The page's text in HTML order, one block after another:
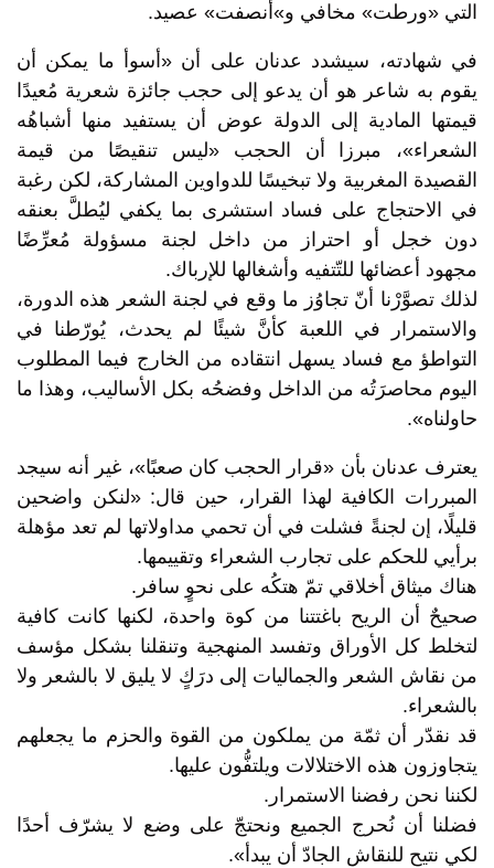
التي «ورطت» مخافي و»أنصفت» عصيد.
في شهادته، سيشدد عدنان على أن «أسوأ ما يمكن أن
يقوم به شاعر هو أن يدعو إلى حجب جائزة شعرية مُعيدًا
قيمتها المادية إلى الدولة عوض أن يستفيد منها أشباهُه
الشعراء»، مبرزا أن الحجب «ليس تنقيصًا من قيمة
القصيدة المغربية ولا تبخيسًا للدواوين المشاركة، لكن رغبة
في الاحتجاج على فساد استشرى بما يكفي ليُطلَّ بعنقه
دون خجل أو احتراز من داخل لجنة مسؤولة مُعرِّضًا
مجهود أعضائها للتّتفيه وأشغالها للإرباك.
لذلك تصوَّرْنا أنّ تجاوُز ما وقع في لجنة الشعر هذه الدورة،
والاستمرار في اللعبة كأنَّ شيئًا لم يحدث، يُورّطنا في
التواطؤ مع فساد يسهل انتقاده من الخارج فيما المطلوب
اليوم محاصرَتُه من الداخل وفضحُه بكل الأساليب، وهذا ما
حاولناه».
يعترف عدنان بأن «قرار الحجب كان صعبًا»، غير أنه سيجد
المبررات الكافية لهذا القرار، حين قال: «لنكن واضحين
قليلًا، إن لجنةً فشلت في أن تحمي مداولاتها لم تعد مؤهلة
برأيي للحكم على تجارب الشعراء وتقييمها.
هناك ميثاق أخلاقي تمّ هتكُه على نحوٍ سافر.
صحيحٌ أن الريح باغتتنا من كوة واحدة، لكنها كانت كافية
لتخلط كل الأوراق وتفسد المنهجية وتنقلنا بشكل مؤسف
من نقاش الشعر والجماليات إلى درَكٍ لا يليق لا بالشعر ولا
بالشعراء.
قد نقدّر أن ثمّة من يملكون من القوة والحزم ما يجعلهم
يتجاوزون هذه الاختلالات ويلتفُّون عليها.
لكننا نحن رفضنا الاستمرار.
فضلنا أن نُحرج الجميع ونحتجّ على وضع لا يشرّف أحدًا
لكي نتيح للنقاش الجادّ أن يبدأ».